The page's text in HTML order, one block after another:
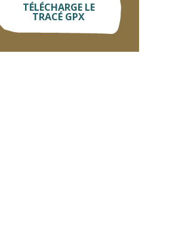
TÉLÉCHARGE LE
TRACÉ GPX